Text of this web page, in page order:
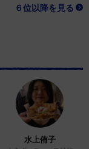
６位以降を見る
水上侑子